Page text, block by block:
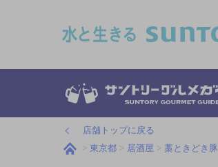
店舗トップに戻る
東京都
居酒屋 藁ときどき豚